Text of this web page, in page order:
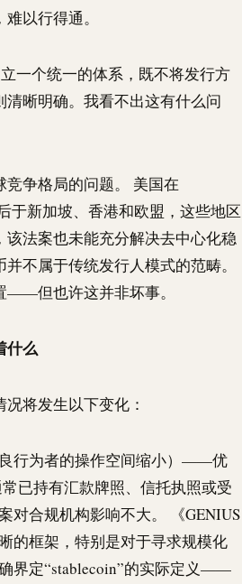
难以行得通。
立一个统一的体系，既不将发行方
晰明确。我看不出这有什么问
争格局的问题。 美国在
于新加坡、香港和欧盟，这些地区
该法案也未能充分解决去中心化稳
不属于传统发行人模式的范畴。
——但也许这并非坏事。
什么
将发生以下变化：
行为者的操作空间缩小）——优
已持有汇款牌照、信托执照或受
对合规机构影响不大。 《GENIUS
的框架，特别是对于寻求规模化
界定“stablecoin”的实际定义——